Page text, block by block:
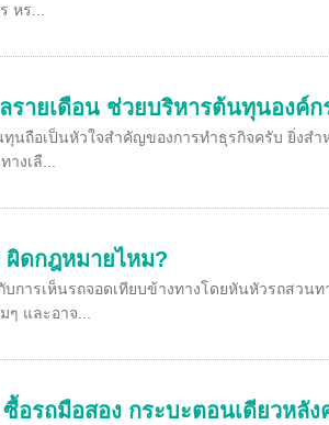
หร...
รายเดือน ช่วยบริหารต้นทุนองค์ก
นถือเป็นหัวใจสำคัญของการทำธุรกิจครับ ยิ่งส
างเลื...
ดกฎหมายไหม?
การเห็นรถจอดเทียบข้างทางโดยหันหัวรถสวน
ๆ และอาจ...
อรถมือสอง กระบะตอนเดียวหลั